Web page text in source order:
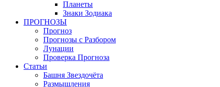
Планеты
Знаки Зодиака
ПРОГНОЗЫ
Прогноз
Прогнозы с Разбором
Лунации
Проверка Прогноза
Статьи
Башня Звездочёта
Размышления